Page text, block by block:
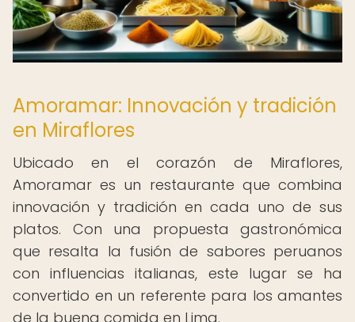
Amoramar: Innovación y tradición
en Miraflores
Ubicado en el corazón de Miraflores,
Amoramar es un restaurante que combina
innovación y tradición en cada uno de sus
platos. Con una propuesta gastronómica
que resalta la fusión de sabores peruanos
con influencias italianas, este lugar se ha
convertido en un referente para los amantes
de la buena comida en Lima.